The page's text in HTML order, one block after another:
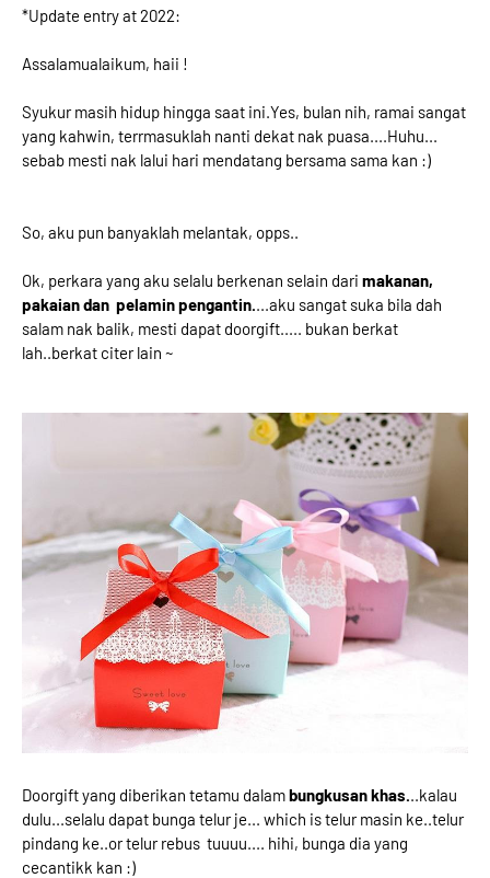
*Update entry at 2022:
Assalamualaikum, haii !
Syukur masih hidup hingga saat ini.Yes, bulan nih, ramai sangat
yang kahwin, terrmasuklah nanti dekat nak puasa....Huhu...
sebab mesti nak lalui hari mendatang bersama sama kan :)
So, aku pun banyaklah melantak, opps..
Ok, perkara yang aku selalu berkenan selain dari makanan,
pakaian dan pelamin pengantin....aku sangat suka bila dah
salam nak balik, mesti dapat doorgift..... bukan berkat
lah..berkat citer lain ~
Doorgift yang diberikan tetamu dalambungkusan khas...kalau
dulu...selalu dapat bunga telur je... which is telur masin ke..telur
pindang ke..or telur rebus tuuuu.... hihi, bunga dia yang
cecantikk kan :)